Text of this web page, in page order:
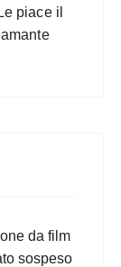
piace il
da film
sospeso